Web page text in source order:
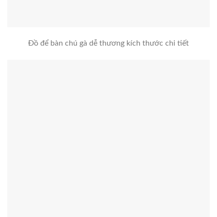
Đồ để bàn chú gà dễ thương kích thước chi tiết